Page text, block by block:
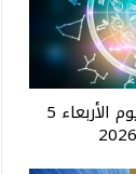
توقعـات الأبراج اليوم الأربعاء 5